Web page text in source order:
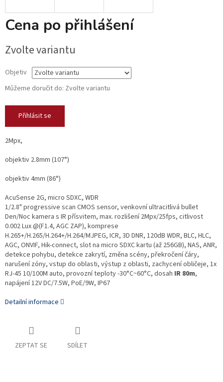
Cena po přihlášení
Zvolte variantu
Objetiv
Můžeme doručit do: Zvolte variantu
Přihlásit se
2Mpx,
objektiv 2.8mm (107°)
objektiv 4mm (86°)
AcuSense 2G, micro SDXC, WDR
1/2.8" progressive scan CMOS sensor, venkovní ultracitlivá bullet
Den/Noc kamera s IR přísvitem, max. rozlišení 2Mpx/25fps, citlivost
0.002 Lux @(F1.4, AGC ZAP), komprese
H.265+/H.265/H.264+/H.264/MJPEG, ICR, 3D DNR, 120dB WDR, BLC, HLC,
AGC, ONVIF, Hik-connect, slot na micro SDXC kartu (až 256GB), NAS, ANR,
detekce pohybu, detekce zakrytí, změna scény, překročení čáry,
narušení zóny, vstup do oblasti, výstup z oblasti, zachycení obličeje, 1x
RJ-45 10/100M auto, provozní teploty -30°C~60°C, dosah IR 80m,
napájení 12V DC/7.5W, PoE/9W, IP67
Detailní informace
ZEPTAT SE SDÍLET